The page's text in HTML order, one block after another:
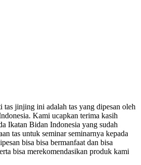
tas jinjing ini adalah tas yang dipesan oleh
Kami ucapkan terima kasih
Ikatan Bidan Indonesia yang sudah
tas untuk seminar seminarnya kepada
bisa bisa bermanfaat dan bisa
bisa merekomendasikan produk kami